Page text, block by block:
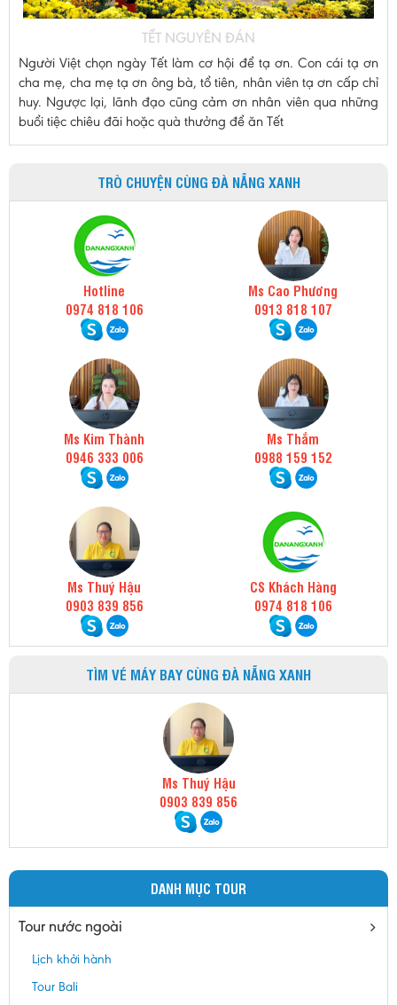
TẾT NGUYÊN ĐÁN
Người Việt chọn ngày Tết làm cơ hội để tạ ơn. Con cái tạ ơn
cha mẹ, cha mẹ tạ ơn ông bà, tổ tiên, nhân viên tạ ơn cấp chỉ
huy. Ngược lại, lãnh đạo cũng cảm ơn nhân viên qua những
buổi tiệc chiêu đãi hoặc quà thưởng để ăn Tết
TRÒ CHUYỆN CÙNG ĐÀ NẴNG XANH
Hotline
0974 818 106
Ms Cao Phương
0913 818 107
Ms Kim Thành
0946 333 006
Ms Thắm
0988 159 152
Ms Thuý Hậu
0903 839 856
CS Khách Hàng
0974 818 106
TÌM VÉ MÁY BAY CÙNG ĐÀ NẴNG XANH
Ms Thuý Hậu
0903 839 856
DANH MỤC TOUR
Tour nước ngoài
Lịch khởi hành
Tour Bali